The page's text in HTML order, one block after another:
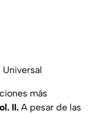
más
II. A pesar de las